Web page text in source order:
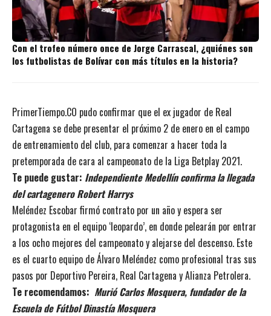
Con el trofeo número once de Jorge Carrascal, ¿quiénes son
los futbolistas de Bolívar con más títulos en la historia?
PrimerTiempo.CO pudo confirmar que el ex jugador de Real
Cartagena se debe presentar el próximo 2 de enero en el campo
de entrenamiento del club, para comenzar a hacer toda la
pretemporada de cara al campeonato de la Liga Betplay 2021.
Te puede gustar: Independiente Medellín confirma la llegada
del cartagenero Robert Harrys
Meléndez Escobar firmó contrato por un año y espera ser
protagonista en el equipo ‘leopardo’, en donde pelearán por entrar
a los ocho mejores del campeonato y alejarse del descenso. Este
es el cuarto equipo de Álvaro Meléndez como profesional tras sus
pasos por Deportivo Pereira, Real Cartagena y Alianza Petrolera.
Te recomendamos: Murió Carlos Mosquera, fundador de la
Escuela de Fútbol Dinastía Mosquera